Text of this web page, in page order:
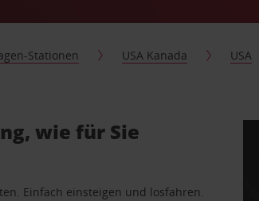
Stationen USA Kanada USA
wie für Sie
Einfach einsteigen und losfahren.